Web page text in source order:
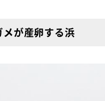
が産卵する浜